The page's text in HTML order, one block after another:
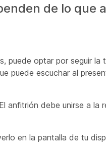
de lo que
puede optar por seguir la
puede escuchar al
anfitrión debe unirse a la
en la pantalla de tu